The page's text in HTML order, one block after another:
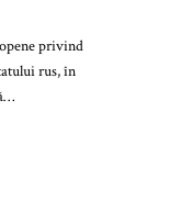
privind
rus, în